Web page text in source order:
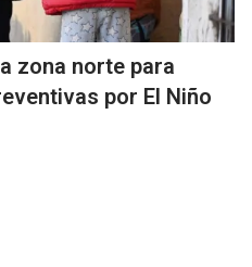
zona norte para
por El Niño